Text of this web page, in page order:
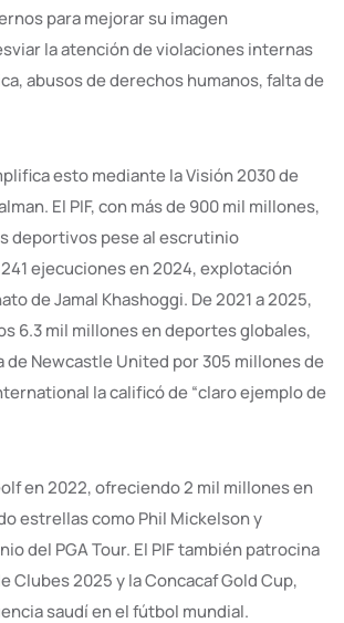
para mejorar su imagen
la atención de violaciones internas
abusos de derechos humanos, falta de
esto mediante la Visión 2030 de
El PIF, con más de 900 mil millones,
deportivos pese al escrutinio
ejecuciones en 2024, explotación
de Jamal Khashoggi. De 2021 a 2025,
6.3 mil millones en deportes globales,
de Newcastle United por 305 millones de
la calificó de “claro ejemplo de
en 2022, ofreciendo 2 mil millones en
estrellas como Phil Mickelson y
del PGA Tour. El PIF también patrocina
Clubes 2025 y la Concacaf Gold Cup,
saudí en el fútbol mundial.